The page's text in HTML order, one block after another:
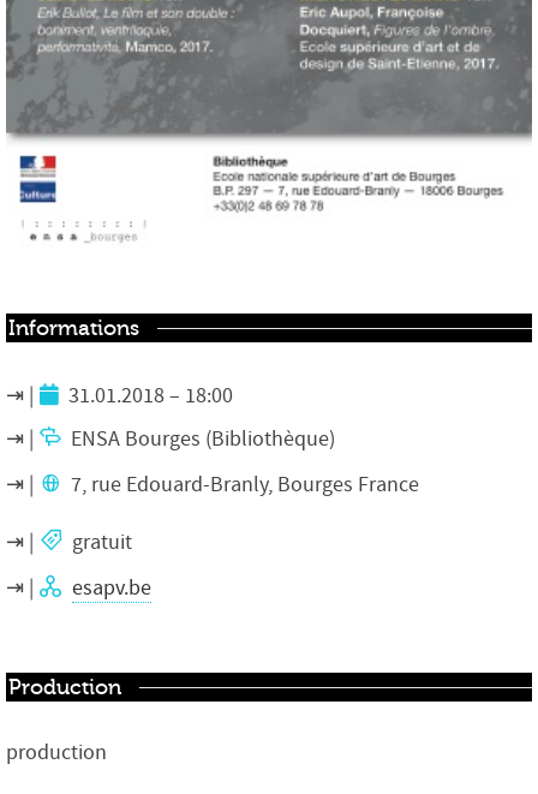
Informations
31.01.2018 – 18:00
ENSA Bourges (Bibliothèque)
7, rue Edouard-Branly, Bourges France
gratuit
esapv.be
Production
production